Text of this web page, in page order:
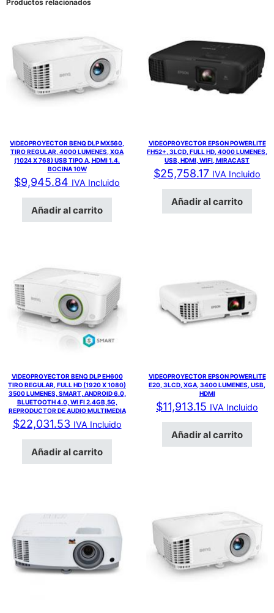
Productos relacionados
VIDEOPROYECTOR BENQ DLP MX560,
TIRO REGULAR, 4000 LUMENES, XGA
(1024 X 768) USB TIPO A, HDMI 1.4.
BOCINA 10W
$9,945.84 IVA Incluido
Añadir al carrito
VIDEOPROYECTOR EPSON POWERLITE
FH52+, 3LCD, FULL HD, 4000 LUMENES,
USB, HDMI, WIFI, MIRACAST
$25,758.17 IVA Incluido
Añadir al carrito
VIDEOPROYECTOR BENQ DLP EH600
TIRO REGULAR, FULL HD (1920 X 1080)
3500 LUMENES, SMART, ANDROID 6.0,
BLUETOOTH 4.0, WI FI 2.4GB,5G,
REPRODUCTOR DE AUDIO MULTIMEDIA
$22,031.53 IVA Incluido
Añadir al carrito
VIDEOPROYECTOR EPSON POWERLITE
E20, 3LCD, XGA, 3400 LUMENES, USB,
HDMI
$11,913.15 IVA Incluido
Añadir al carrito